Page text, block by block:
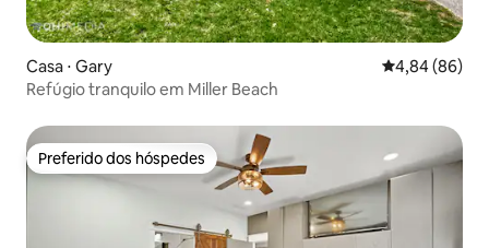
Casa ⋅ Gary 4,84 de uma
4,84 (86)
Refúgio tranquilo em Miller Beach
Preferido dos hóspedes
Preferido dos hóspedes